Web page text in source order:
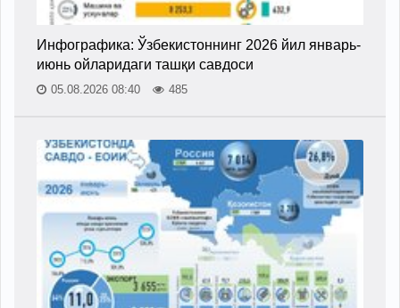
Инфографика: Ўзбекистоннинг 2026 йил январь-
июнь ойларидаги ташқи савдоси
05.08.2026 08:40 485